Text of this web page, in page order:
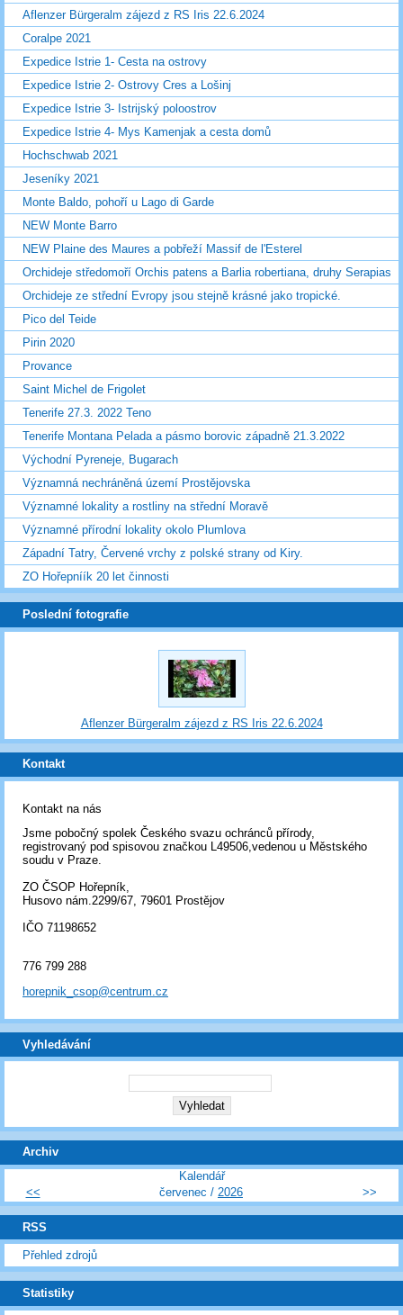
Aflenzer Bürgeralm zájezd z RS Iris 22.6.2024
Coralpe 2021
Expedice Istrie 1- Cesta na ostrovy
Expedice Istrie 2- Ostrovy Cres a Lošinj
Expedice Istrie 3- Istrijský poloostrov
Expedice Istrie 4- Mys Kamenjak a cesta domů
Hochschwab 2021
Jeseníky 2021
Monte Baldo, pohoří u Lago di Garde
NEW Monte Barro
NEW Plaine des Maures a pobřeží Massif de l'Esterel
Orchideje středomoří Orchis patens a Barlia robertiana, druhy Serapias
Orchideje ze střední Evropy jsou stejně krásné jako tropické.
Pico del Teide
Pirin 2020
Provance
Saint Michel de Frigolet
Tenerife 27.3. 2022 Teno
Tenerife Montana Pelada a pásmo borovic západně 21.3.2022
Východní Pyreneje, Bugarach
Významná nechráněná území Prostějovska
Významné lokality a rostliny na střední Moravě
Významné přírodní lokality okolo Plumlova
Západní Tatry, Červené vrchy z polské strany od Kiry.
ZO Hořepníík 20 let činnosti
Poslední fotografie
Aflenzer Bürgeralm zájezd z RS Iris 22.6.2024
Kontakt
Kontakt na nás
Jsme pobočný spolek Českého svazu ochránců přírody,
registrovaný pod spisovou značkou L49506,vedenou u Městského
soudu v Praze.
ZO ČSOP Hořepník,
Husovo nám.2299/67, 79601 Prostějov
IČO 71198652
776 799 288
horepnik_csop@centrum.cz
Vyhledávání
Archiv
Kalendář
<<
červenec / 2026 >>
RSS
Přehled zdrojů
Statistiky